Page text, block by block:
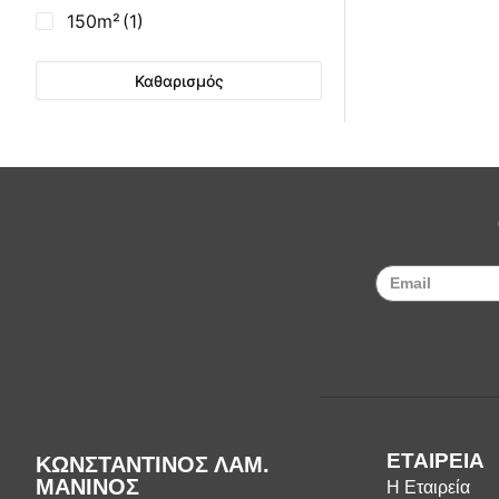
Σούβλες - Εργαλεία
Σχάρες Ψησίματος
Σωλήνες (Μπουριά),
150m² (1)
Καθαρισμός
ΚΩΝΣΤΑΝΤΙΝΟΣ ΛΑΜ.
ΜΑΝΙΝΟΣ
ΕΤΑΙΡΕΙΑ
Η Εταιρεία